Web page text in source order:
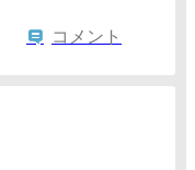
コメント